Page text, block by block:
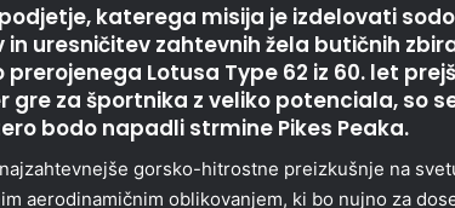
katerega misija je izdelovati
uresničitev zahtevnih žela butičnih
Lotusa Type 62 iz 60. let
gre za športnika z veliko potenciala, so
bodo napadli strmine Pikes Peaka.
gorsko-hitrostne preizkušnje na
aerodinamičnim oblikovanjem, ki bo nujno za